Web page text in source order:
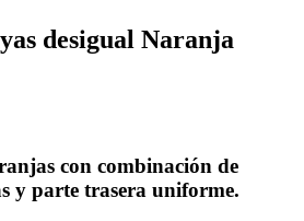
desigual Naranja
con combinación de
y parte trasera uniforme.